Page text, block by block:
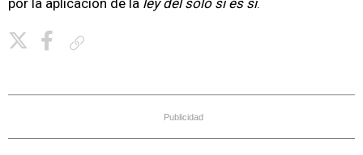
por la aplicación de la ley del solo sí es sí.
Publicidad